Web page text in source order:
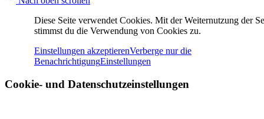
Diese Seite verwendet Cookies. Mit der Weiternutzung der
stimmst du die Verwendung von Cookies zu.
Einstellungen akzeptierenVerberge nur die
BenachrichtigungEinstellungen
Cookie- und Datenschutzeinstellungen